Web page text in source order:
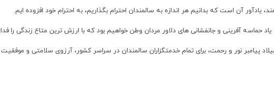
آن است که بدانیم هر اندازه به سالمندان احترام بگذاریم، به احترام خود افزوده ایم.
حماسه آفرینی و جانفشانی های دلاور مردان وطن خواهیم بود که با ارزش ترین متاع زندگی را
پیامبر نور و رحمت، برای تمام خدمتگزاران سالمندان در سراسر کشور، آرزوی سلامتی و